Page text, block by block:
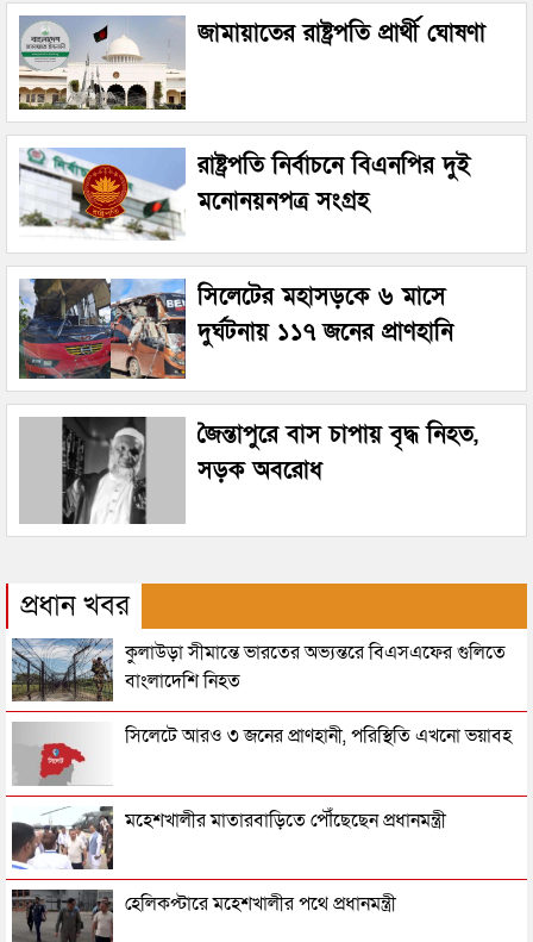
জামায়াতের রাষ্ট্রপতি প্রার্থী ঘোষণা
রাষ্ট্রপতি নির্বাচনে বিএনপির দুই
মনোনয়নপত্র সংগ্রহ
সিলেটের মহাসড়কে ৬ মাসে
দুর্ঘটনায় ১১৭ জনের প্রাণহানি
জৈন্তাপুরে বাস চাপায় বৃদ্ধ নিহত,
সড়ক অবরোধ
প্রধান খবর
কুলাউড়া সীমান্তে ভারতের অভ্যন্তরে বিএসএফের গুলিতে
বাংলাদেশি নিহত
সিলেটে আরও ৩ জনের প্রাণহানী, পরিস্থিতি এখনো ভয়াবহ
মহেশখালীর মাতারবাড়িতে পৌঁছেছেন প্রধানমন্ত্রী
হেলিকপ্টারে মহেশখালীর পথে প্রধানমন্ত্রী